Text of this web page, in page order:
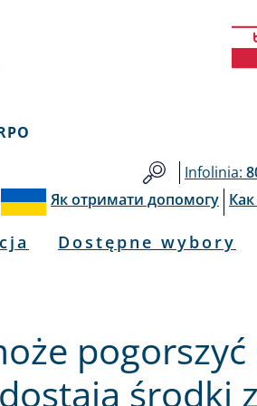
Infolinia:
Як отримати допомогу
Dostępne wybory
środki